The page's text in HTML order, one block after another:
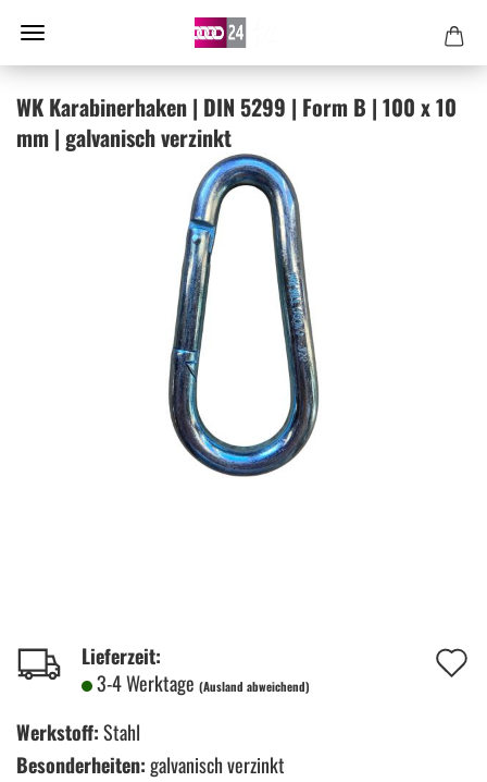
WK Ka­ra­bi­ner­ha­ken | DIN 5299 | Form B | 100 x 10
mm | gal­va­nisch ver­zinkt
Lieferzeit:
3-4 Werktage (Ausland abweichend)
Werkstoff:Stahl
Besonderheiten:galvanisch verzinkt